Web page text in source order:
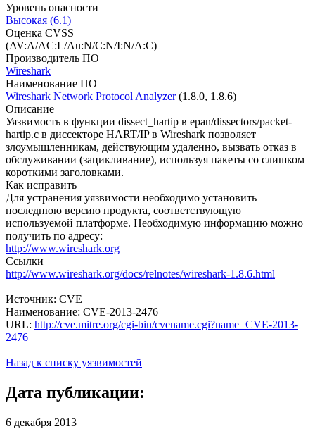
Уровень опасности
Высокая (6.1)
Оценка CVSS
(AV:A/AC:L/Au:N/C:N/I:N/A:C)
Производитель ПО
Wireshark
Наименование ПО
Wireshark Network Protocol Analyzer(1.8.0, 1.8.6)
Описание
Уязвимость в функции dissect_hartip в epan/dissectors/packet-
hartip.c в диссекторе HART/IP в Wireshark позволяет
злоумышленникам, действующим удаленно, вызвать отказ в
обслуживании (зацикливание), используя пакеты со слишком
короткими заголовками.
Как исправить
Для устранения уязвимости необходимо установить
последнюю версию продукта, соответствующую
используемой платформе. Необходимую информацию можно
получить по адресу:
http://www.wireshark.org
Ссылки
http://www.wireshark.org/docs/relnotes/wireshark-1.8.6.html
Источник: CVE
Наименование: CVE-2013-2476
URL: http://cve.mitre.org/cgi-bin/cvename.cgi?name=CVE-2013-
2476
Назад к списку уязвимостей
Дата публикации:
6 декабря 2013